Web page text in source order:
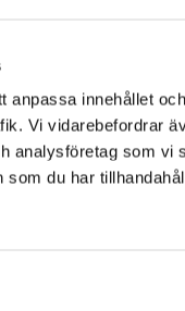
anpassa innehållet
Vi vidarebefordrar
analysföretag som
som du har